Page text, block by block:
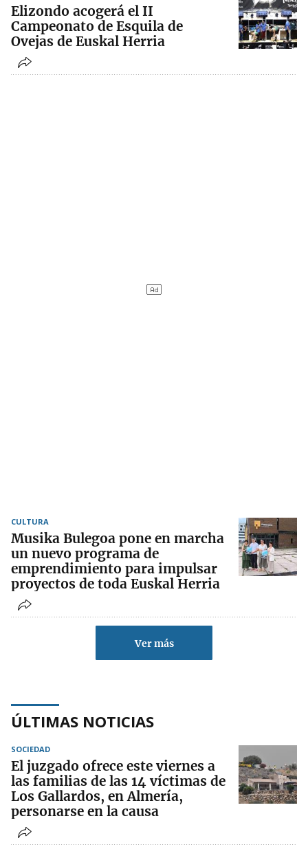
Elizondo acogerá el II
Campeonato de Esquila de
Ovejas de Euskal Herria
CULTURA
Musika Bulegoa pone en marcha
un nuevo programa de
emprendimiento para impulsar
proyectos de toda Euskal Herria
Ver más
ÚLTIMAS NOTICIAS
SOCIEDAD
El juzgado ofrece este viernes a
las familias de las 14 víctimas de
Los Gallardos, en Almería,
personarse en la causa